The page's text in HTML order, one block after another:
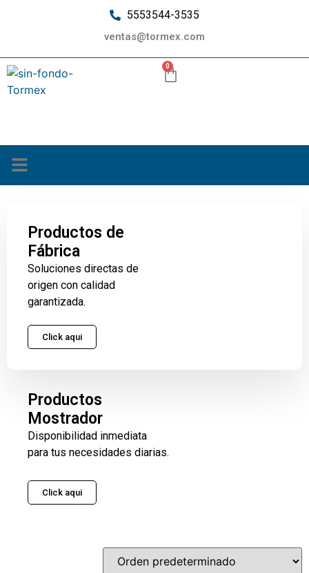
5553544-3535
ventas@tormex.com
0
Productos de
Fábrica
Soluciones directas de
origen con calidad
garantizada.
Click aqui
Productos
Mostrador
Disponibilidad inmediata
para tus necesidades diarias.
Click aqui